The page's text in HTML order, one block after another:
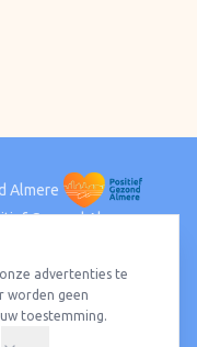
Almere
Gezond Almere
BuitenAlmere Poort
advertenties te
worden geen
toestemming.